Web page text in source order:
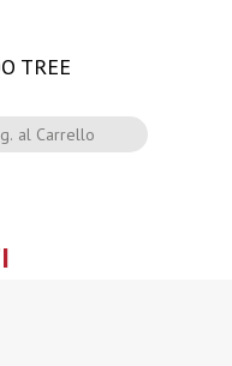
TREE
al Carrello